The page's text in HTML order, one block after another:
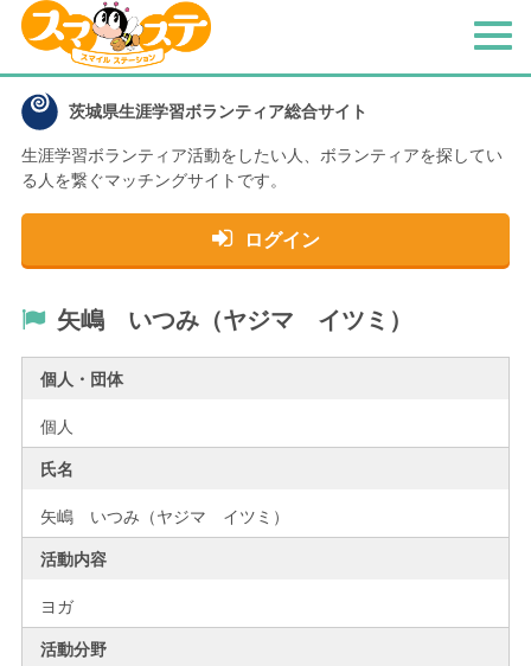
茨城県生涯学習ボランティア総合サイト
生涯学習ボランティア活動をしたい人、 ボランティアを探してい
る人を繋ぐマッチングサイトです。
ログイン
メ
矢嶋 いつみ（ヤジマ イツミ）
個人・団体
個人
氏名
矢嶋 いつみ（ヤジマ イツミ）
活動内容
ヨガ
活動分野